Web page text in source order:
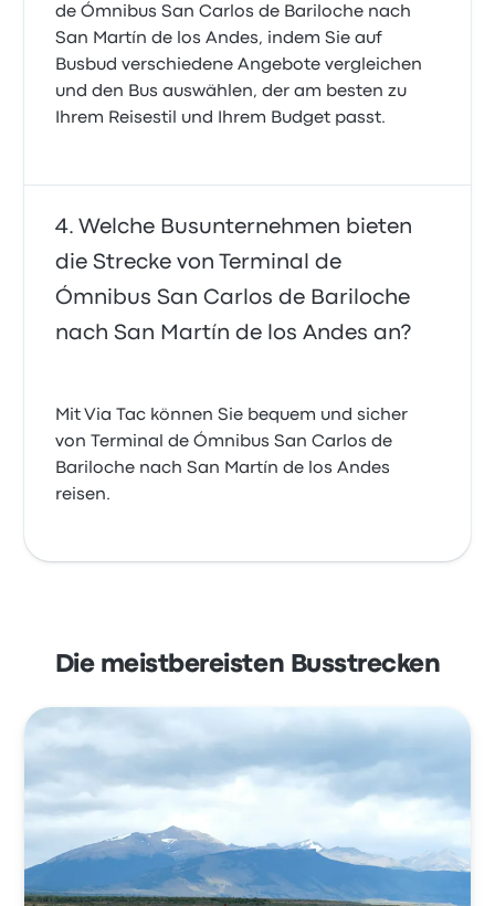
de Ómnibus San Carlos de Bariloche nach
San Martín de los Andes, indem Sie auf
Busbud verschiedene Angebote vergleichen
und den Bus auswählen, der am besten zu
Ihrem Reisestil und Ihrem Budget passt.
Welche Busunternehmen bieten
die Strecke von Terminal de
Ómnibus San Carlos de Bariloche
nach San Martín de los Andes an?
Mit Via Tac können Sie bequem und sicher
von Terminal de Ómnibus San Carlos de
Bariloche nach San Martín de los Andes
reisen.
Die meistbereisten Busstrecken